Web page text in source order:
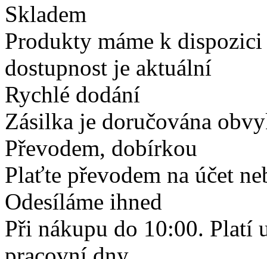
Skladem
Produkty máme k
dostupnost je aktuální
Rychlé dodání
Zásilka je doručována
Převodem, dobírkou
Plaťte převodem na účet
Odesíláme ihned
Při nákupu do 10:00. Platí